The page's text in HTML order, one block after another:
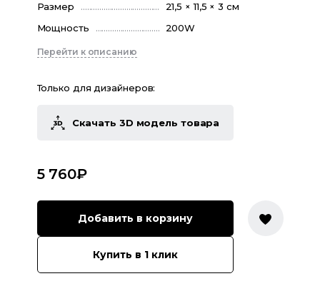
Размер
21,5 × 11,5 × 3 cм
Мощность
200W
Перейти к описанию
Только для дизайнеров:
Скачать 3D модель товара
5 760₽
Добавить в корзину
Купить в 1 клик